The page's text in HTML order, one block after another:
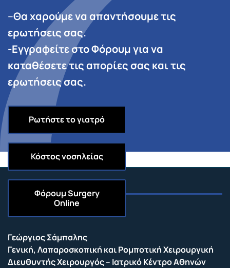
–Θα χαρούμε να απαντήσουμε τις
ερωτήσεις σας.
-Εγγραφείτε στο Φόρουμ για να
καταθέσετε τις απορίες σας και τις
ερωτήσεις σας.
Ρωτήστε το γιατρό
Κόστος νοσηλείας
ΦόρουμSurgery
Online
Γεώργιος Σάμπαλης
Γενική, Λαπαροσκοπική και Ρομποτική Χειρουργική
Διευθυντής Χειρουργός – Ιατρικό Κέντρο Αθηνών